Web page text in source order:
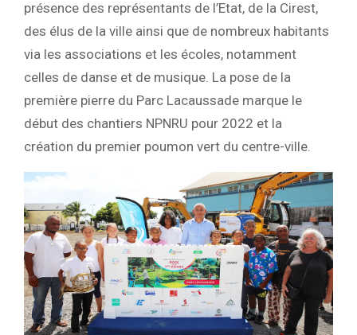
présence des représentants de l’Etat, de la Cirest,
des élus de la ville ainsi que de nombreux habitants
via les associations et les écoles, notamment
celles de danse et de musique. La pose de la
première pierre du Parc Lacaussade marque le
début des chantiers NPNRU pour 2022 et la
création du premier poumon vert du centre-ville.